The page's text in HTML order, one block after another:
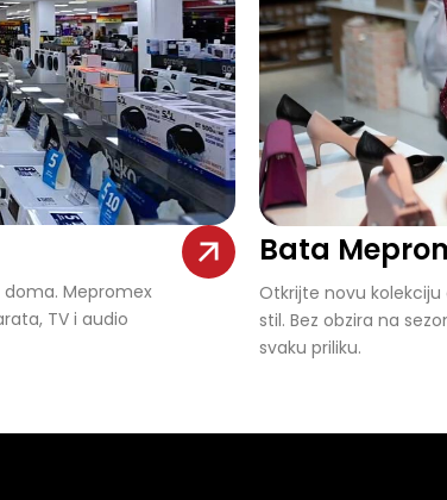
doma. Mepromex
TV i audio
Bata
Otkrijte novu
stil. Bez obzira na
svaku priliku.